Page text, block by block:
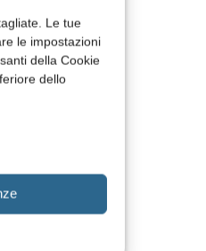
Le tue
le impostazioni
della Cookie
dello